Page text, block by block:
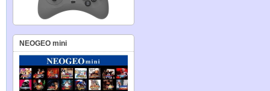
NEOGEO mini